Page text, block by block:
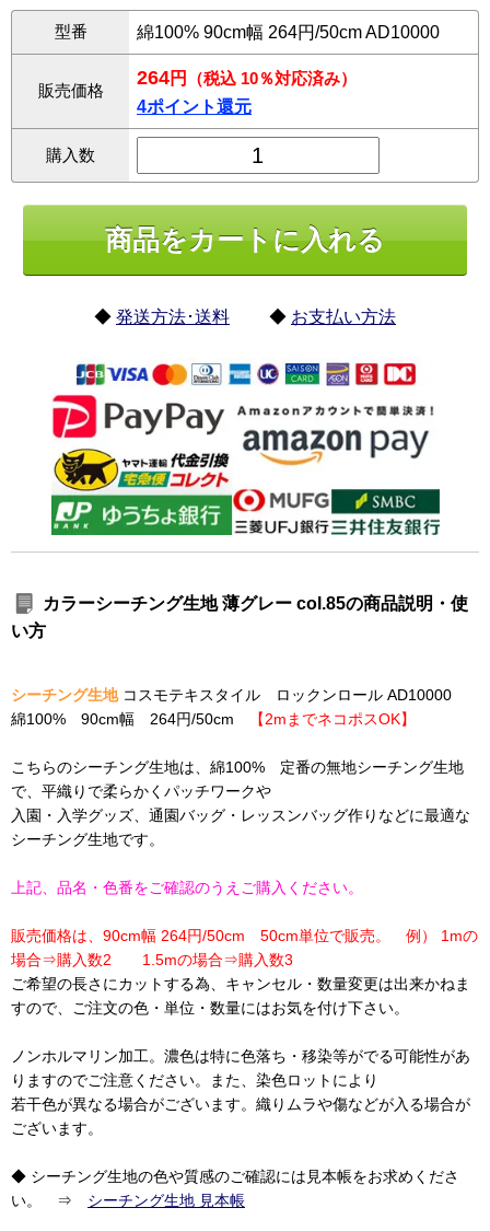
型番 綿100% 90cm幅 264円/50cm AD10000
販売価格
264円
（税込 10％対応済み）
4ポイント還元
購入数
◆ 発送方法･送料 ◆ お支払い方法
カラーシーチング生地 薄グレー col.85の商品説明・使
い方
シーチング生地コスモテキスタイル ロックンロール AD10000
綿100% 90cm幅 264円/50cm
【2mまでネコポスOK】
こちらのシーチング生地は、綿100% 定番の無地シーチング生地
で、平織りで柔らかくパッチワークや
入園・入学グッズ、通園バッグ・レッスンバッグ作りなどに最適な
シーチング生地です。
上記、品名・色番をご確認のうえご購入ください。
販売価格は、90cm幅 264円/50cm 50cm単位で販売。 例） 1mの
場合⇒購入数2 1.5mの場合⇒購入数3
ご希望の長さにカットする為、キャンセル・数量変更は出来かねま
すので、ご注文の色・単位・数量にはお気を付け下さい。
ノンホルマリン加工。濃色は特に色落ち・移染等がでる可能性があ
りますのでご注意ください。また、染色ロットにより
若干色が異なる場合がございます。織りムラや傷などが入る場合が
ございます。
◆ シーチング生地の色や質感のご確認には見本帳をお求めくださ
い。 ⇒ シーチング生地 見本帳